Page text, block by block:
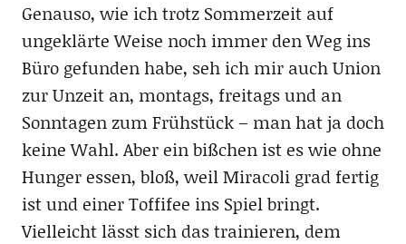
Genauso, wie ich trotz Sommerzeit auf
ungeklärte Weise noch immer den Weg ins
Büro gefunden habe, seh ich mir auch Union
zur Unzeit an, montags, freitags und an
Sonntagen zum Frühstück – man hat ja doch
keine Wahl. Aber ein bißchen ist es wie ohne
Hunger essen, bloß, weil Miracoli grad fertig
ist und einer Toffifee ins Spiel bringt.
Vielleicht lässt sich das trainieren, dem